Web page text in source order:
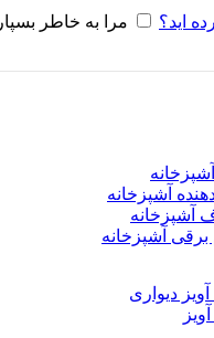
اید؟ مرا به خاطر بسپار
آشپزخانه
آشپزخانه
آشپزخانه
برقی آشپزخانه
دیواری